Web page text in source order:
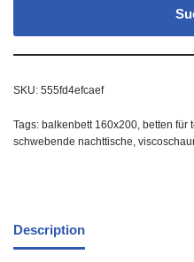
SKU: 555fd4efcaef
Tags: balkenbett 160x200, betten für
schwebende nachttische,
Description